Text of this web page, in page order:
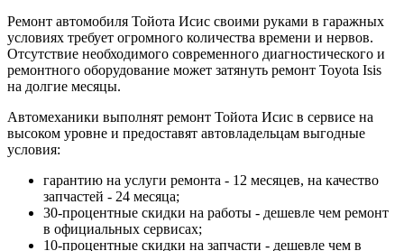
Ремонт автомобиля Тойота Исис своими руками в гаражных
условиях требует огромного количества времени и нервов.
Отсутствие необходимого современного диагностического и
ремонтного оборудование может затянуть ремонт Toyota Isis
на долгие месяцы.
Автомеханики выполнят ремонт Тойота Исис в сервисе на
высоком уровне и предоставят автовладельцам выгодные
условия:
гарантию на услуги ремонта - 12 месяцев, на качество
запчастей - 24 месяца;
30-процентные скидки на работы - дешевле чем ремонт
в официальных сервисах;
10-процентные скидки на запчасти - дешевле чем в